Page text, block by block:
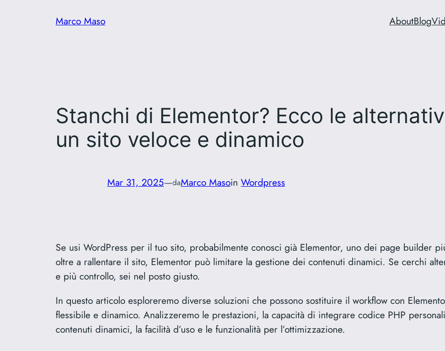
Marco Maso AboutBlog
Stanchi di Elementor? Ecco le
un sito veloce e dinamico
Mar 31, 2025—daMarco Masoin Wordpress
Se usi WordPress per il tuo sito, probabilmente conosci già Elementor, uno dei page builder
oltre a rallentare il sito, Elementor può limitare la gestione dei contenuti dinamici. Se cerchi
e più controllo, sei nel posto giusto.
In questo articolo esploreremo diverse soluzioni che possono sostituire il workflow con
flessibile e dinamico. Analizzeremo le prestazioni, la capacità di integrare codice PHP
contenuti dinamici, la facilità d’uso e le funzionalità per l’ottimizzazione.